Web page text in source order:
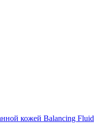
кожей Balancing Fluid